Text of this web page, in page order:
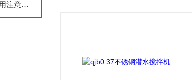
化粪池潜水搅拌机使用注意事项